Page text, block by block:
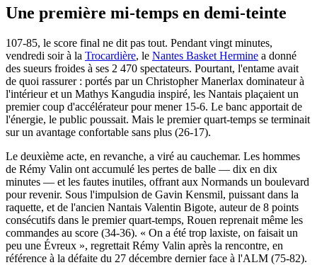
Une première mi-temps en demi-teinte
107-85, le score final ne dit pas tout. Pendant vingt minutes,
vendredi soir à la Trocardière, le Nantes Basket Hermine a donné
des sueurs froides à ses 2 470 spectateurs. Pourtant, l'entame avait
de quoi rassurer : portés par un Christopher Manerlax dominateur à
l'intérieur et un Mathys Kangudia inspiré, les Nantais plaçaient un
premier coup d'accélérateur pour mener 15-6. Le banc apportait de
l'énergie, le public poussait. Mais le premier quart-temps se terminait
sur un avantage confortable sans plus (26-17).
Le deuxième acte, en revanche, a viré au cauchemar. Les hommes
de Rémy Valin ont accumulé les pertes de balle — dix en dix
minutes — et les fautes inutiles, offrant aux Normands un boulevard
pour revenir. Sous l'impulsion de Gavin Kensmil, puissant dans la
raquette, et de l'ancien Nantais Valentin Bigote, auteur de 8 points
consécutifs dans le premier quart-temps, Rouen reprenait même les
commandes au score (34-36). « On a été trop laxiste, on faisait un
peu une Évreux », regrettait Rémy Valin après la rencontre, en
référence à la défaite du 27 décembre dernier face à l'ALM (75-82).